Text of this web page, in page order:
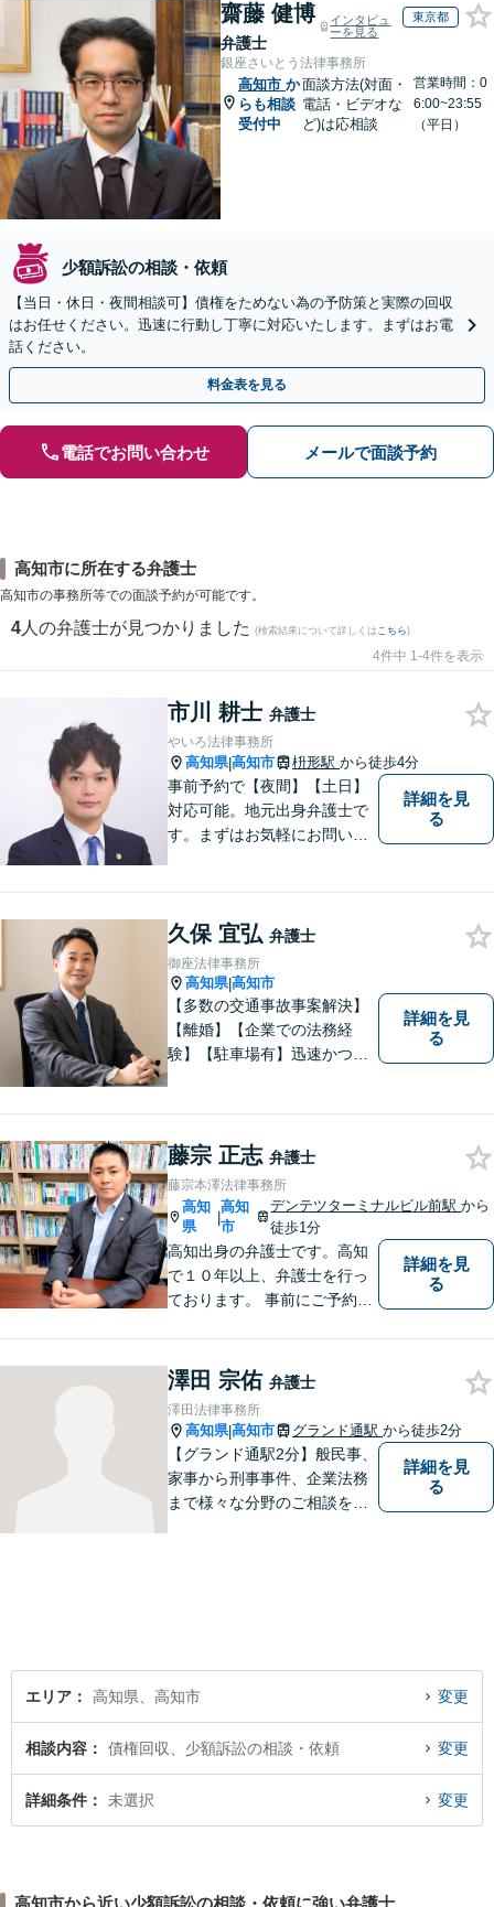
齋藤 健博
弁護士
インタビュ
ーを見る
東京都
銀座さいとう法律事務所
高知市 か
らも相談
受付中
面談方法(対面・
電話・ビデオな
ど)は応相談
営業時間：0
6:00~23:55
（平日）
少額訴訟の相談・依頼
【当日・休日・夜間相談可】債権をためない為の予防策と実際の回収
はお任せください。迅速に行動し丁寧に対応いたします。まずはお電
話ください。
料金表を見る
電話でお問い合わせ メールで面談予約
高知市に所在する弁護士
高知市の事務所等での面談予約が可能です。
4 人の弁護士が見つかりました (検索結果について詳しくは こちら)
4件中 1-4件を表示
市川 耕士 弁護士
やいろ法律事務所
高知県|高知市 枡形駅 から徒歩4分
事前予約で【夜間】【土日】
対応可能。地元出身弁護士で
す。まずはお気軽にお問い合
詳細を見
る
久保 宜弘 弁護士
御座法律事務所
高知県|高知市
【多数の交通事故事案解決】
【離婚】【企業での法務経
験】【駐車場有】迅速かつ丁
い。
詳細を見
る
藤宗 正志 弁護士
藤宗本澤法律事務所
高知
県
|
高知
市
デンテツターミナルビル前駅から
徒歩1分
高知出身の弁護士です。高知
で１０年以上、弁護士を行っ
ております。 事前にご予約を
詳細を見
る
澤田 宗佑 弁護士
澤田法律事務所
高知県|高知市 グランド通駅 から徒歩2分
【グランド通駅2分】般民事、
家事から刑事事件、企業法務
まで様々な分野のご相談を受
詳細を見
る
エリア 高知県、高知市 変更
相談内容 債権回収、少額訴訟の相談・依頼 変更
詳細条件 未選択 変更
高知市から近い少額訴訟の相談・依頼に強い弁護士